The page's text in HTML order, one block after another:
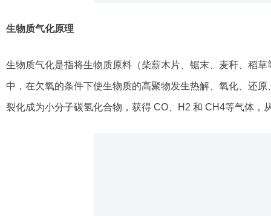
生物质气化原理
生物质气化是指将生物质原料（柴薪木片、锯末、麦秆、稻
中，在欠氧的条件下使生物质的高聚物发生热解、氧化、还
裂化成为小分子碳氢化合物，获得 CO、H2 和 CH4等气体，